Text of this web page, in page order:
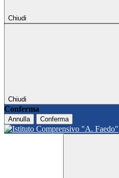
Chiudi
Chiudi
Conferma
Annulla Conferma